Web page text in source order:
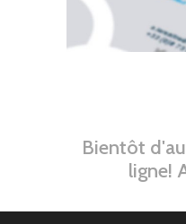
Bientôt
ligne!